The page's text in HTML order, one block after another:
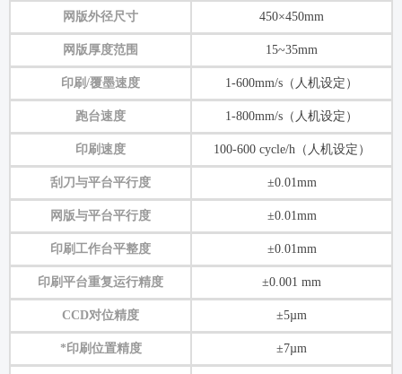
网版外径尺寸 450×450mm
网版厚度范围 15~35mm
印刷/覆墨速度 1-600mm/s（人机设定）
跑台速度 1-800mm/s（人机设定）
印刷速度 100-600 cycle/h（人机设定）
刮刀与平台平行度 ±0.01mm
网版与平台平行度 ±0.01mm
印刷工作台平整度 ±0.01mm
印刷平台重复运行精度 ±0.001 mm
CCD对位精度 ±5µm
*印刷位置精度 ±7µm